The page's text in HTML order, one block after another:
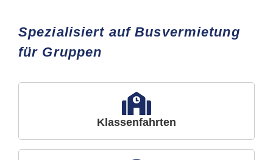
Spezialisiert auf Busvermietung
für Gruppen
Klassenfahrten